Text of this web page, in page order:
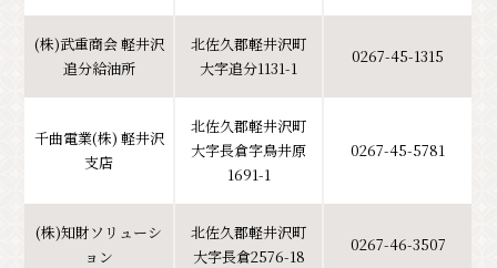
(株)武重商会 軽井沢
追分給油所
北佐久郡軽井沢町
大字追分1131-1
0267-45-1315
千曲電業(株) 軽井沢
支店
北佐久郡軽井沢町
大字長倉字鳥井原
1691-1
0267-45-5781
(株)知財ソリューシ
ョン
北佐久郡軽井沢町
大字長倉2576-18
0267-46-3507